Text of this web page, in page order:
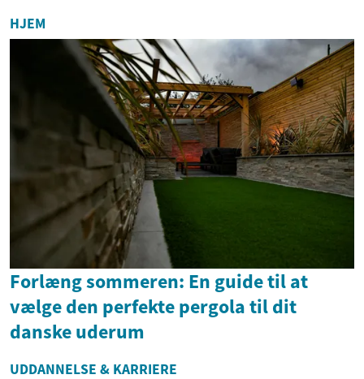
HJEM
Forlæng sommeren: En guide til at
vælge den perfekte pergola til dit
danske uderum
UDDANNELSE & KARRIERE